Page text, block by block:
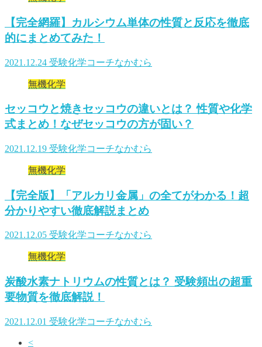
【完全網羅】カルシウム単体の性質と反応を徹底
的にまとめてみた！
2021.12.24 受験化学コーチなかむら
無機化学
セッコウと焼きセッコウの違いとは？ 性質や化学
式まとめ！なぜセッコウの方が固い？
2021.12.19 受験化学コーチなかむら
無機化学
【完全版】「アルカリ金属」の全てがわかる！超
分かりやすい徹底解説まとめ
2021.12.05 受験化学コーチなかむら
無機化学
炭酸水素ナトリウムの性質とは？ 受験頻出の超重
要物質を徹底解説！
2021.12.01 受験化学コーチなかむら
<